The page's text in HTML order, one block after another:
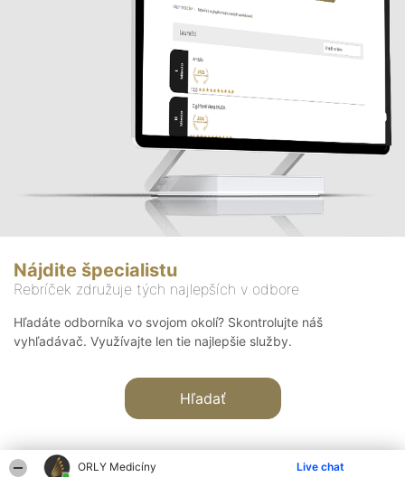
ORLY Medicíny Live chat
Nájdite špecialistu
Rebríček združuje tých najlepších v odbore
Hľadáte odborníka vo svojom okolí? Skontrolujte náš
vyhľadávač. Využívajte len tie najlepšie služby.
Hľadať